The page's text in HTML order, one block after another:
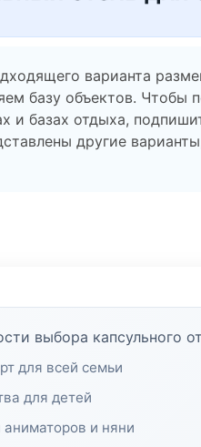
варианта
базу объектов. Чтобы
и базах отдыха,
другие
выбора капсульного
для всей семьи
для детей
аниматоров и няни